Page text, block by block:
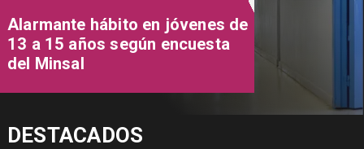
Alarmante hábito en jóvenes de
13 a 15 años según encuesta
del Minsal
DESTACADOS